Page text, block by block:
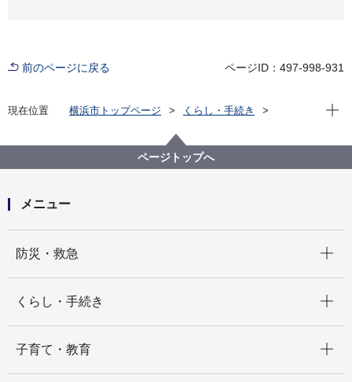
前のページに戻る ページID：497-998-931
現在位置 横浜市トップページ
くらし・手続き
令和８年度 市税納期カレンダー
現在
ページトップへ
メニュー
防災・救急
くらし・手続き
子育て・教育